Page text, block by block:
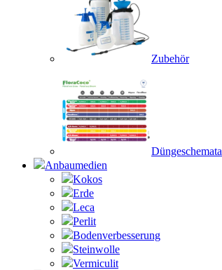
Zubehör
Düngeschemata
Anbaumedien
Kokos
Erde
Leca
Perlit
Bodenverbesserung
Steinwolle
Vermiculit